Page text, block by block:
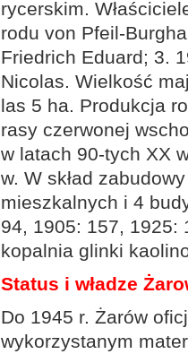
rycerskim.
rodu von Pfeil-
Friedrich Eduard; 3.
Nicolas. Wielkość
las 5 ha. Produkcja
rasy czerwonej
w latach 90-tych XX
w. W skład
mieszkalnych i 4
94, 1905: 157, 1925:
kopalnia glinki
Status i władze
Do 1945 r. Żarów
wykorzystanym